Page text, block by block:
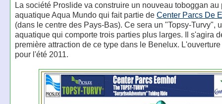
La société Proslide va construire un nouveau toboggan au
aquatique Aqua Mundo qui fait partie de Center Parcs De
(dans le centre des Pays-Bas). Ce sera un "Topsy-Turvy",
aquatique qui comporte trois parties plus larges. Il s'agira
première attraction de ce type dans le Benelux.
pour l'été 2011.